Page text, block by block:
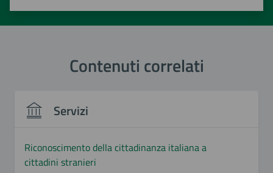
Valuta 5 stelle su 5
Valuta 4 stelle su 5
Valuta 3 stelle su 5
Valuta 2 stelle su 5
Valuta 1 stelle su 5
Contenuti correlati
Servizi
Riconoscimento della cittadinanza italiana a
cittadini stranieri